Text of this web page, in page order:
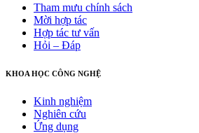
Tham mưu chính sách
Mời hợp tác
Hợp tác tư vấn
Hỏi – Đáp
KHOA HỌC CÔNG NGHỆ
Kinh nghiệm
Nghiên cứu
Ứng dụng